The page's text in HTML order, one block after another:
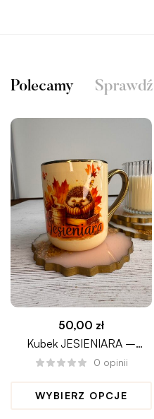
Polecamy
50,00 zł
Kubek JESIENIARA –
HELLO PUMPKIN
0 opinii
WYBIERZ OPCJE